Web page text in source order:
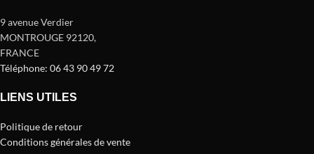
9 avenue Verdier
MONTROUGE 92120,
FRANCE
Téléphone: 06 43 90 49 72
LIENS UTILES
Politique de retour
Conditions générales de vente